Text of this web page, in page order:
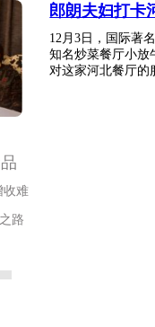
郎朗夫妇打卡
12月3日，国际著
知名炒菜餐厅小放
对这家河北餐厅的
收难
路